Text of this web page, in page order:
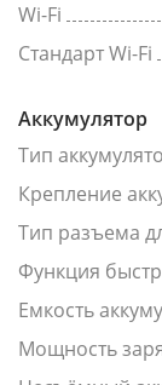
Wi-Fi
Стандарт Wi-Fi
Аккумулятор
Тип
Крепление
Тип разъема
Функция
Емкость
Мощность